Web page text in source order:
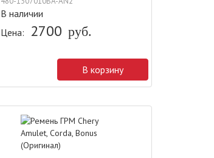
В наличии
Цена: 2700 руб.
В корзину